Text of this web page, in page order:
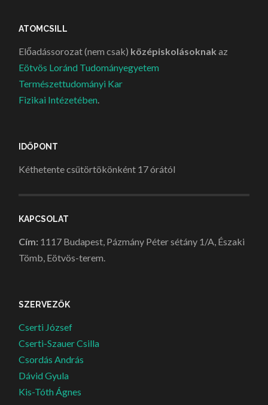
ATOMCSILL
Előadássorozat (nem csak) középiskolásoknak az
Eötvös Loránd Tudományegyetem
Természettudományi Kar
Fizikai Intézetében.
IDŐPONT
Kéthetente csütörtökönként 17 órától
KAPCSOLAT
Cím: 1117 Budapest, Pázmány Péter sétány 1/A, Északi
Tömb, Eötvös-terem.
SZERVEZŐK
Cserti József
Cserti-Szauer Csilla
Csordás András
Dávid Gyula
Kis-Tóth Ágnes